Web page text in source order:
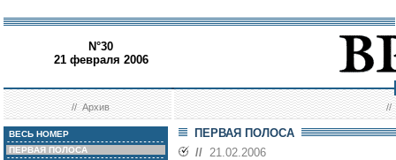
N°30
21 февраля 2006
//Архив //
ВЕСЬ НОМЕР
ПЕРВАЯ ПОЛОСА
ПЕРВАЯ ПОЛОСА
// 21.02.2006